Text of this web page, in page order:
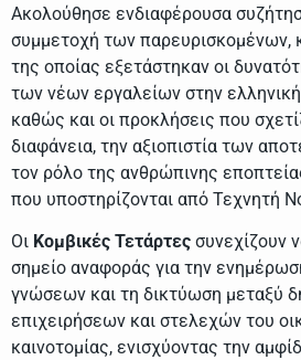
Ακολούθησε ενδιαφέρουσα
συμμετοχή των παρευρισκομένων,
της οποίας εξετάστηκαν οι
των νέων εργαλείων στην ελληνική
καθώς και οι προκλήσεις που
διαφάνεια, την αξιοπιστία των
τον ρόλο της ανθρώπινης
που υποστηρίζονται από Τεχνητή
Οι Κομβικές Τετάρτες συνεχίζουν
σημείο αναφοράς για την
γνώσεων και τη δικτύωση μεταξύ
επιχειρήσεων και στελεχών του
καινοτομίας, ενισχύοντας την